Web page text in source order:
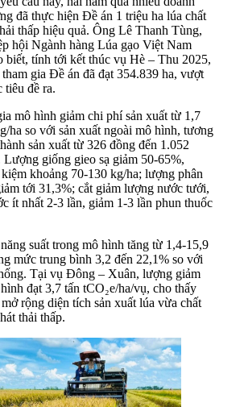
đã thực hiện Đề án 1 triệu ha lúa chất
thấp hiệu quả. Ông Lê Thanh Tùng,
hội Ngành hàng Lúa gạo Việt Nam
tính tới kết thúc vụ Hè – Thu 2025,
gia Đề án đã đạt 354.839 ha, vượt
tiêu đề ra.
mô hình giảm chi phí sản xuất từ 1,7
ha so với sản xuất ngoài mô hình, tương
sản xuất từ 326 đồng đến 1.052
giống gieo sạ giảm 50-65%,
khoảng 70-130 kg/ha; lượng phân
tới 31,3%; cắt giảm lượng nước tưới,
ít nhất 2-3 lần, giảm 1-3 lần phun thuốc
suất trong mô hình tăng từ 1,4-15,9
mức trung bình 3,2 đến 22,1% so với
Tại vụ Đông – Xuân, lượng giảm
đạt 3,7 tấn tCO₂e/ha/vụ, cho thấy
rộng diện tích sản xuất lúa vừa chất
thải thấp.